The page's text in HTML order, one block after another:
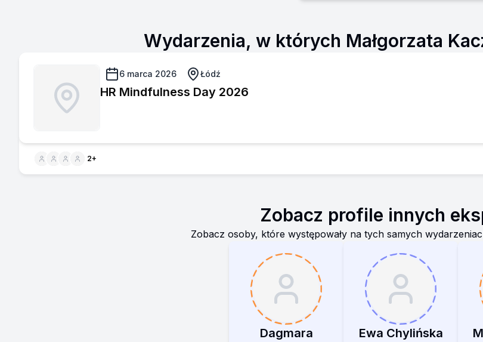
Wydarzenia, w których Małgorzata
6 marca 2026 Łódź
HR Mindfulness Day 2026
2+
Zobacz profile innych
Zobacz osoby, które występowały na tych samych
Dagmara
Ewa Chylińska